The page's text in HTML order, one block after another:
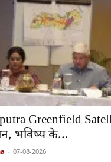
Greenfield
भविष्य के...
- 07-08-2026